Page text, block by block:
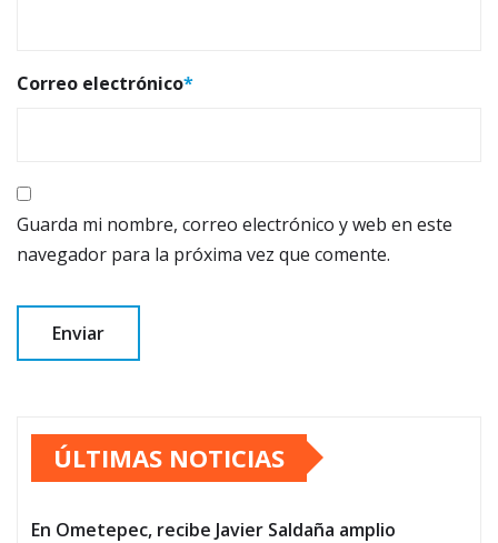
Correo electrónico*
Guarda mi nombre, correo electrónico y web en este
navegador para la próxima vez que comente.
ÚLTIMAS NOTICIAS
En Ometepec, recibe Javier Saldaña amplio